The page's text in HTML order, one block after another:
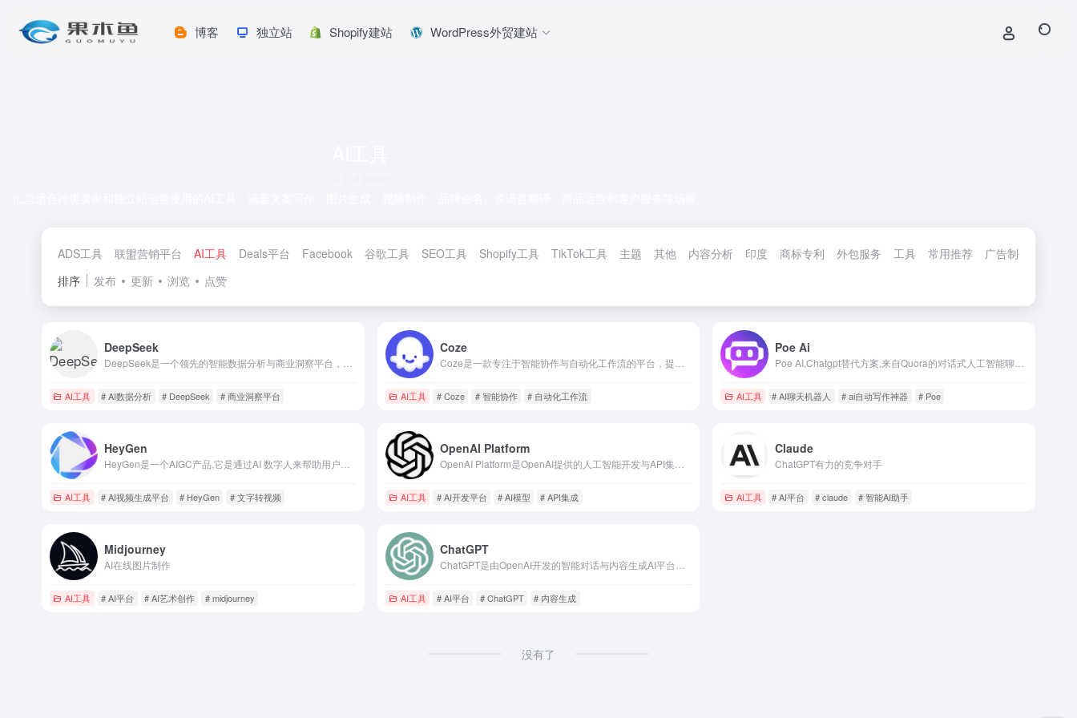
博客 独立站 Shopify建站 WordPress外贸建站
ADS工具 联盟营销平台 AI工具 Deals平台 Facebook 谷歌工具 SEO工具 Shopify工具 TikTok工具 主题 其他 内容分析 印度 商标专利 外包服务 工具 常用推荐 广告制作
排序
发布 更新 浏览 点赞
DeepSeek
AI工具 # AI数据分析 # DeepSeek # 商业洞察平台
Coze
AI工具 # Coze # 智能协作 # 自动化工作流
Poe Ai
AI工具 # AI聊天机器人 # ai自动写作神器 # Poe
HeyGen
AI工具 # AI视频生成平台 # HeyGen # 文字转视频
OpenAI Platform
AI工具 # AI开发平台 # AI模型 # API集成
Claude
ChatGPT有力的竞争对手
AI工具 # AI平台 # claude # 智能AI助手
Midjourney
AI在线图片制作
AI工具 # AI平台 # AI艺术创作 # midjourney
ChatGPT
AI工具 # AI平台 # ChatGPT # 内容生成
没有了